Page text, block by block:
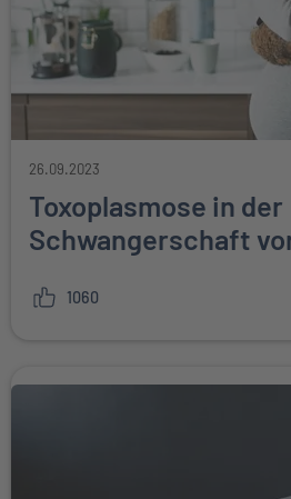
26.09.2023
Toxoplasmose in der
Schwangerschaft
1060